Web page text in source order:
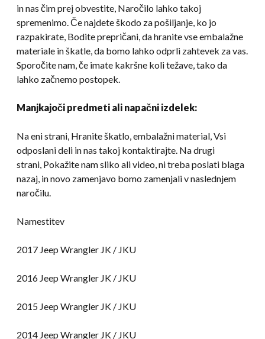
in nas čim prej obvestite, Naročilo lahko takoj
spremenimo. Če najdete škodo za pošiljanje, ko jo
razpakirate, Bodite prepričani, da hranite vse embalažne
materiale in škatle, da bomo lahko odprli zahtevek za vas.
Sporočite nam, če imate kakršne koli težave, tako da
lahko začnemo postopek.
Manjkajoči predmeti ali napačni izdelek:
Na eni strani, Hranite škatlo, embalažni material, Vsi
odposlani deli in nas takoj kontaktirajte. Na drugi
strani, Pokažite nam sliko ali video, ni treba poslati blaga
nazaj, in novo zamenjavo bomo zamenjali v naslednjem
naročilu.
Namestitev
2017 Jeep Wrangler JK / JKU
2016 Jeep Wrangler JK / JKU
2015 Jeep Wrangler JK / JKU
2014 Jeep Wrangler JK / JKU